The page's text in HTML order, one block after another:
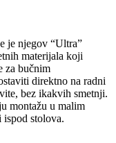
je njegov “Ultra”
materijala koji
za bučnim
direktno na radni
bez ikakvih smetnji.
montažu u malim
stolova.